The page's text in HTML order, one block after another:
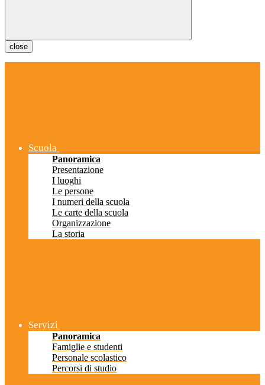
close
Scuola
Panoramica
Presentazione
I luoghi
Le persone
I numeri della scuola
Le carte della scuola
Organizzazione
La storia
Servizi
Panoramica
Famiglie e studenti
Personale scolastico
Percorsi di studio